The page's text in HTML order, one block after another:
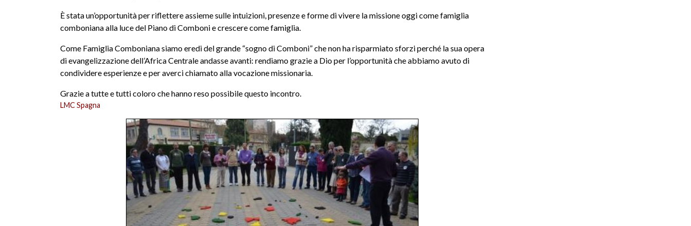
È stata un’opportunità per riflettere assieme sulle intuizioni, presenze e forme di vivere la missione oggi come famiglia
comboniana alla luce del Piano di Comboni e crescere come famiglia.
Come Famiglia Comboniana siamo eredi del grande “sogno di Comboni” che non ha risparmiato sforzi perché la sua opera
di evangelizzazione dell’Africa Centrale andasse avanti: rendiamo grazie a Dio per l’opportunità che abbiamo avuto di
condividere esperienze e per averci chiamato alla vocazione missionaria.
Grazie a tutte e tutti coloro che hanno reso possibile questo incontro.
LMC Spagna